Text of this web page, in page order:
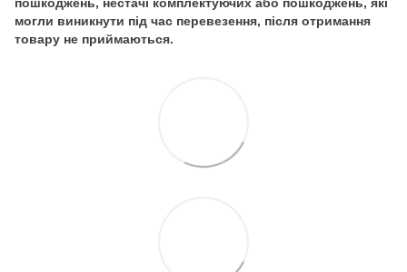
могли виникнути під час перевезення, після отримання
товару не приймаються.